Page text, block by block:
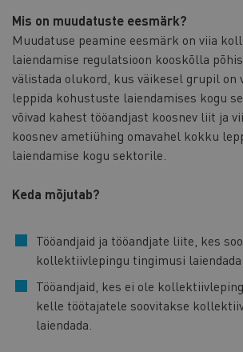
Mis on muudatuste eesmärk?
Muudatuse peamine eesmärk on viia
laiendamise regulatsioon kooskõlla
välistada olukord, kus väikesel grupil on
leppida kohustuste laiendamises kogu
võivad kahest tööandjast koosnev liit ja
koosnev ametiühing omavahel kokku
laiendamise kogu sektorile.
Keda mõjutab?
Tööandjaid ja tööandjate liite, kes
kollektiivlepingu tingimusi
Tööandjaid, kes ei ole
kelle töötajatele soovitakse
laiendada.